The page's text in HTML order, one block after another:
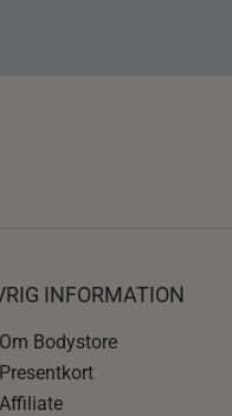
INFORMATION
Bodystore